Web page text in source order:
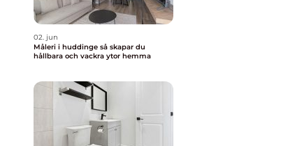
02. jun
Måleri i huddinge så skapar du
hållbara och vackra ytor hemma